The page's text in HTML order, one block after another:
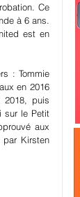
Ce
à 6 ans.
est en
: Tommie
en 2016
puis
sur le Petit
aux
par Kirsten